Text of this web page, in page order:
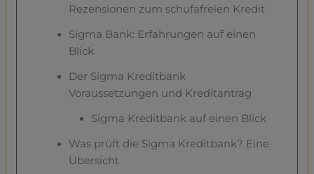
Rezensionen zum schufafreien Kredit
Sigma Bank: Erfahrungen auf einen
Blick
Der Sigma Kreditbank
Voraussetzungen und Kreditantrag
Sigma Kreditbank auf einen Blick
Was prüft die Sigma Kreditbank? Eine
Übersicht